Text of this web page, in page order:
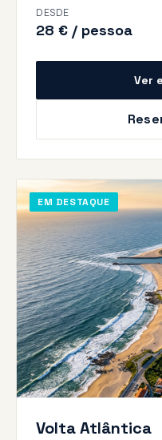
DESDE
28 € / pessoa
Ver
EM DESTAQUE
Volta Atlântica